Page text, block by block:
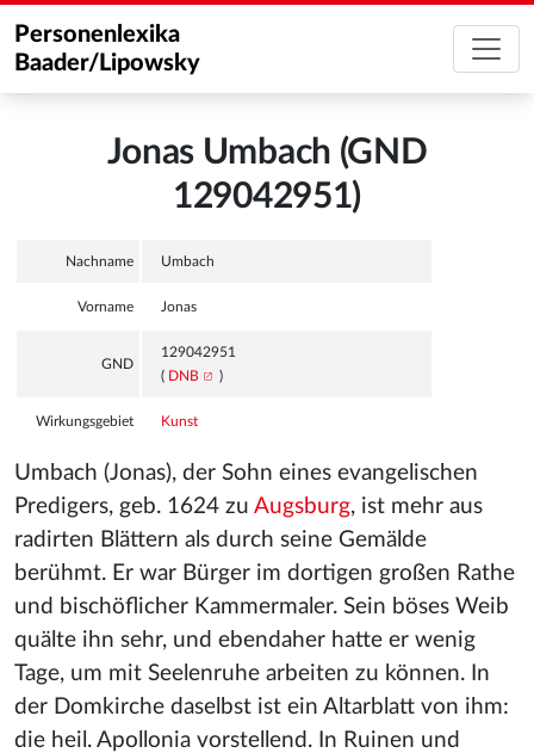
Personenlexika
Baader/Lipowsky
Jonas Umbach (GND
129042951)
Nachname Umbach
Vorname Jonas
GND
129042951
( DNB )
Wirkungsgebiet Kunst
Umbach (Jonas), der Sohn eines evangelischen
Predigers, geb. 1624 zu Augsburg, ist mehr aus
radirten Blättern als durch seine Gemälde
berühmt. Er war Bürger im dortigen großen Rathe
und bischöflicher Kammermaler. Sein böses Weib
quälte ihn sehr, und ebendaher hatte er wenig
Tage, um mit Seelenruhe arbeiten zu können. In
der Domkirche daselbst ist ein Altarblatt von ihm:
die heil. Apollonia vorstellend. In Ruinen und